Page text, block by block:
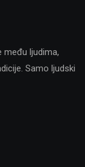
među ljudima,
Samo ljudski